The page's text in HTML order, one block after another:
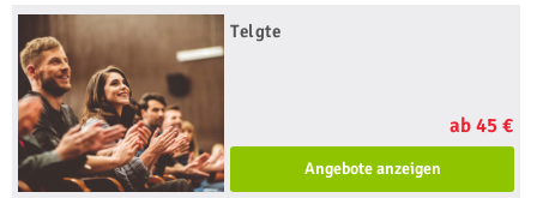
Telgte
ab 45 €
Angebote anzeigen